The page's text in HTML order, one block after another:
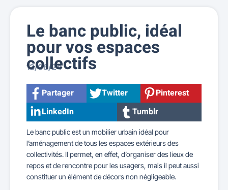
Le banc public, idéal
pour vos espaces
collectifs
13/06/24
Partager Twitter
Pinterest
LinkedIn
Tumblr
Le banc public est un mobilier urbain idéal pour
l’aménagement de tous les espaces extérieurs des
collectivités. Il permet, en effet, d’organiser des lieux de
repos et de rencontre pour les usagers, mais il peut aussi
constituer un élément de décors non négligeable.